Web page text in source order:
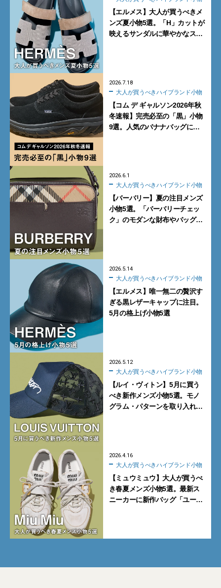
【エルメス】大人が買うべきメ
ンズ夏小物5選。「H」カットが
映えるサンダルに華やかなス
2026.7.18
大人が買うべきハイブランド小物
【コム デ ギャルソン2026年秋
冬速報】完売必至の「黒」小物
9選。人気のバナナバッグにハ
2026.6.1
大人が買うべきハイブランド小物
【バーバリー】夏の注目メンズ
小物5選。「バーバリーチェッ
ク」のモダンな財布やバッグ、
2026.5.14
大人が買うべきハイブランド小物
【エルメス】唯一無二の贅沢す
ぎる黒レザーキャップに注目。
5月の格上げ小物5選
2026.5.12
大人が買うべきハイブランド小物
【ルイ・ヴィトン】5月に買う
べき新作メンズ小物5選。モノ
グラム・パターンを取り入れた
2026.4.16
大人が買うべきハイブランド小物
【ミュウミュウ】大人が買うべ
き春夏メンズ小物5選。最新ス
ニーカーに新作バッグ「ユー